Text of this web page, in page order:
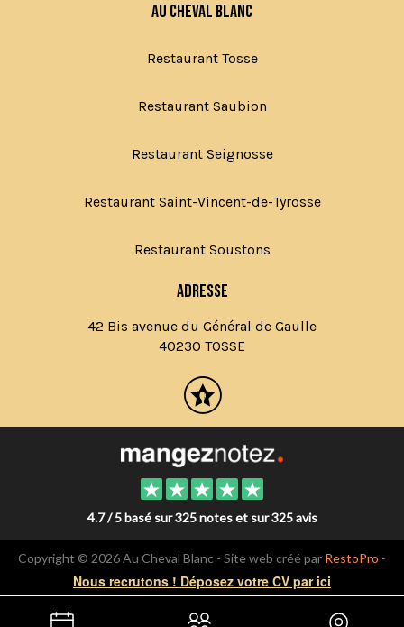
Au Cheval Blanc
Restaurant Tosse
Restaurant Saubion
Restaurant Seignosse
Restaurant Saint-Vincent-de-Tyrosse
Restaurant Soustons
Adresse
42 Bis avenue du Général de Gaulle
40230 TOSSE
4.7 / 5 basé sur 325 notes et sur 325 avis
Copyright © 2026 Au Cheval Blanc - Site web créé par RestoPro -
mentions légales
Nous recrutons ! Déposez votre CV par ici